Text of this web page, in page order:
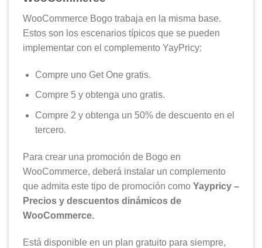
WooCommerce Bogo trabaja en la misma base.
Estos son los escenarios típicos que se pueden
implementar con el complemento YayPricy:
Compre uno Get One gratis.
Compre 5 y obtenga uno gratis.
Compre 2 y obtenga un 50% de descuento en el
tercero.
Para crear una promoción de Bogo en
WooCommerce, deberá instalar un complemento
que admita este tipo de promoción como Yaypricy –
Precios y descuentos dinámicos de
WooCommerce.
Está disponible en un plan gratuito para siempre,